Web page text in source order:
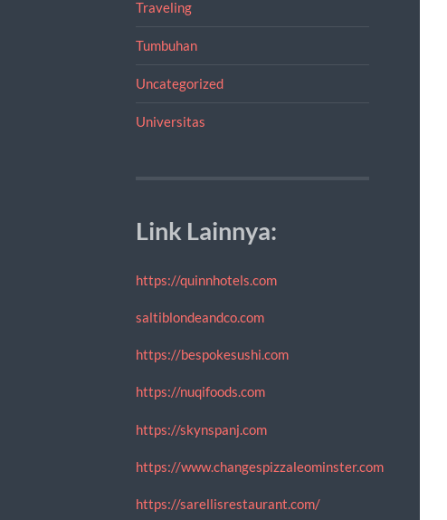
Traveling
Tumbuhan
Uncategorized
Universitas
Link Lainnya:
https://quinnhotels.com
saltiblondeandco.com
https://bespokesushi.com
https://nuqifoods.com
https://skynspanj.com
https://www.changespizzaleominster.com
https://sarellisrestaurant.com/